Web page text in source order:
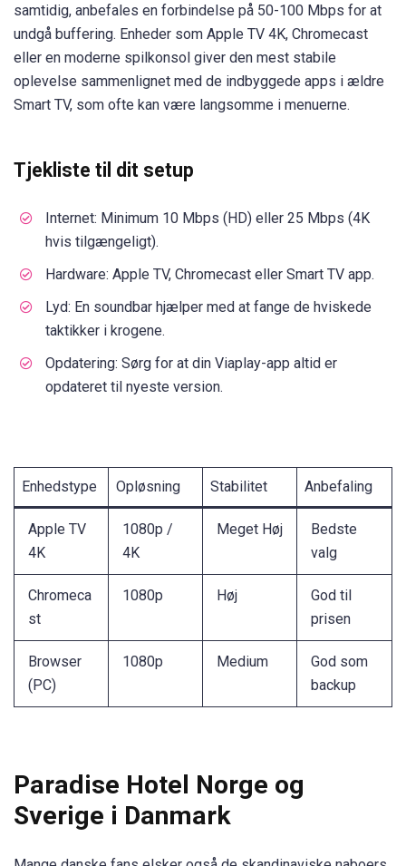
samtidig, anbefales en forbindelse på 50-100 Mbps for at
undgå buffering. Enheder som Apple TV 4K, Chromecast
eller en moderne spilkonsol giver den mest stabile
oplevelse sammenlignet med de indbyggede apps i ældre
Smart TV, som ofte kan være langsomme i menuerne.
Tjekliste til dit setup
Internet: Minimum 10 Mbps (HD) eller 25 Mbps (4K
hvis tilgængeligt).
Hardware: Apple TV, Chromecast eller Smart TV app.
Lyd: En soundbar hjælper med at fange de hviskede
taktikker i krogene.
Opdatering: Sørg for at din Viaplay-app altid er
opdateret til nyeste version.
Enhedstype Opløsning Stabilitet Anbefaling
Apple TV
4K
1080p /
4K
Meget Høj
Bedste
valg
Chromeca
st
1080p Høj
God til
prisen
Browser
(PC)
1080p Medium
God som
backup
Paradise Hotel Norge og
Sverige i Danmark